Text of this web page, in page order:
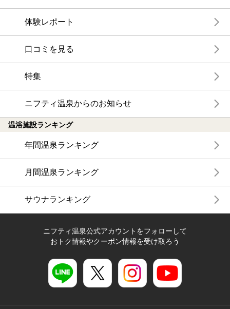
体験レポート
口コミを見る
特集
ニフティ温泉からのお知らせ
温浴施設ランキング
年間温泉ランキング
月間温泉ランキング
サウナランキング
ニフティ温泉公式アカウントをフォローして
おトク情報やクーポン情報を受け取ろう